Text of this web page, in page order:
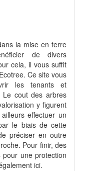
la mise en terre
de divers
cela, il vous suffit
Ce site vous
les tenants et
Le cout des arbres
y figurent
effectuer un
le biais de cette
préciser en outre
Pour finir, des
une protection
ici.